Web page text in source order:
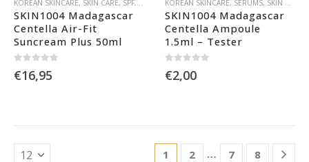
KOREAN SKINCARE, SKIN CARE, SPF, ZONNEBRAND
SKIN1004 Madagascar
Centella Air-Fit
Suncream Plus 50ml
€16,95
KOREAN SKINCARE, SERUMS, SKIN CARE
SKIN1004 Madagascar
Centella Ampoule
1.5ml – Tester
€2,00
1 2 … 7 8